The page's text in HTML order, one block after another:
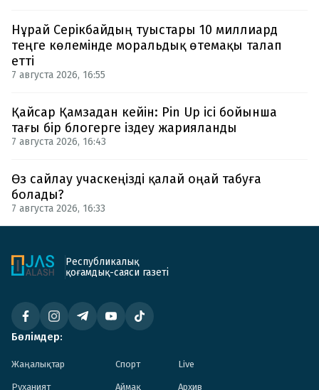
Нұрай Серікбайдың туыстары 10 миллиард
теңге көлемінде моральдық өтемақы талап
етті
7 августа 2026, 16:55
Қайсар Қамзадан кейін: Pin Up ісі бойынша
тағы бір блогерге іздеу жарияланды
7 августа 2026, 16:43
Өз сайлау учаскеңізді қалай оңай табуға
болады?
7 августа 2026, 16:33
Республикалық
қоғамдық-саяси газеті
Бөлімдер:
Жаңалықтар Спорт Live
Руханият Аймақ Архив